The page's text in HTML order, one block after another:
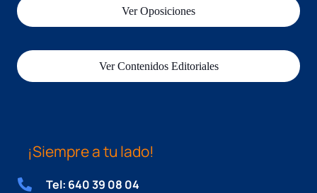
Ver Oposiciones
Ver Contenidos Editoriales
¡Siempre a tu lado!
Tel: 640 39 08 04